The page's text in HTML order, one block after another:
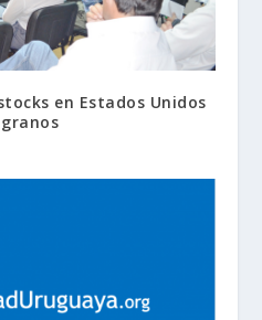
en Estados Unidos